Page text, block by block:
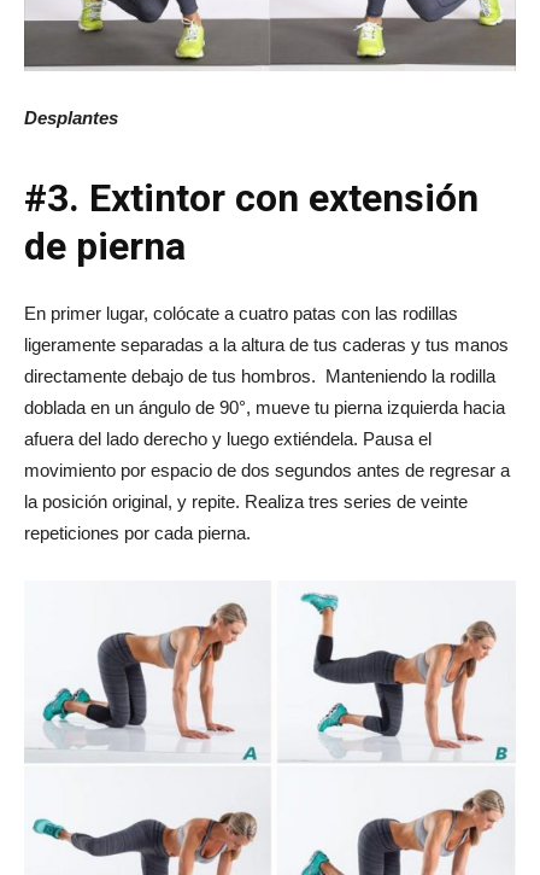
Desplantes
#3. Extintor con extensión
de pierna
En primer lugar, colócate a cuatro patas con las rodillas
ligeramente separadas a la altura de tus caderas y tus manos
directamente debajo de tus hombros. Manteniendo la rodilla
doblada en un ángulo de 90°, mueve tu pierna izquierda hacia
afuera del lado derecho y luego extiéndela. Pausa el
movimiento por espacio de dos segundos antes de regresar a
la posición original, y repite. Realiza tres series de veinte
repeticiones por cada pierna.